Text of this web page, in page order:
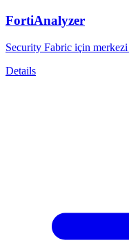
FortiAnalyzer
Security Fabric için
Details